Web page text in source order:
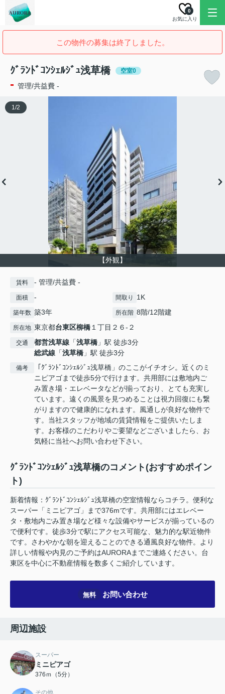
お気に入り
0
この物件の募集は終了しました。
ｸﾞﾗﾝﾄﾞｺﾝｼｪﾙｼﾞｭ浅草橋 空室0
- 管理/共益費 -
【外観】
1/2
賃料 - 管理/共益費 -
面積 - 間取り 1K
築年数 築3年 所在階 8階/12階建
所在地 東京都台東区柳橋１丁目２６-２
交通 都営浅草線 「浅草橋 」駅 徒歩3分
総武線 「浅草橋 」駅 徒歩3分
備考
「ｸﾞﾗﾝﾄﾞｺﾝｼｪﾙｼﾞｭ浅草橋」のここがイチオシ。近くのミ
ニピアゴまで徒歩5分で行けます。共用部には敷地内ご
み置き場・エレベータなどが揃っており、とても充実し
ています。遠くの風景を見つめることは視力回復にも繋
がりますので健康的になれます。風通しが良好な物件で
す。当社スタッフが地域の賃貸情報をご提供いたしま
す。お客様のこだわりやご要望などございましたら、お
気軽に当社へお問い合わせ下さい。
ｸﾞﾗﾝﾄﾞｺﾝｼｪﾙｼﾞｭ浅草橋のコメント(おすすめポイン
ト)
新着情報：ｸﾞﾗﾝﾄﾞｺﾝｼｪﾙｼﾞｭ浅草橋の空室情報ならコチラ。便利な
スーパー「ミニピアゴ」まで376mです。共用部にはエレベー
タ・敷地内ごみ置き場など様々な設備やサービスが揃っているの
で便利です。徒歩3分で駅にアクセス可能な、魅力的な駅近物件
です。さわやかな朝を迎えることのできる通風良好な物件。より
詳しい情報や内見のご予約はAURORAまでご連絡ください。台
東区を中心に不動産情報を数多くご紹介しています。
無料 お問い合わせ
周辺施設
スーパー
ミニピアゴ
376ｍ（5分）